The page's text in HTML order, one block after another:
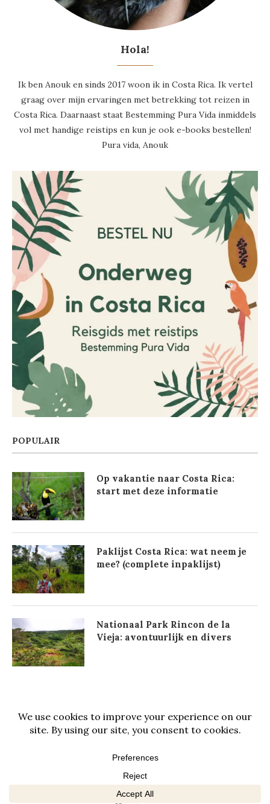
Hola!
Ik ben Anouk en sinds 2017 woon ik in Costa Rica. Ik vertel
graag over mijn ervaringen met betrekking tot reizen in
Costa Rica. Daarnaast staat Bestemming Pura Vida inmiddels
vol met handige reistips en kun je ook e-books bestellen!
Pura vida, Anouk
POPULAIR
Op vakantie naar Costa Rica:
start met deze informatie
Paklijst Costa Rica: wat neem je
mee? (complete inpaklijst)
Nationaal Park Rincon de la
Vieja: avontuurlijk en divers
@2021 - All Right Reserved. Designed and Developed by